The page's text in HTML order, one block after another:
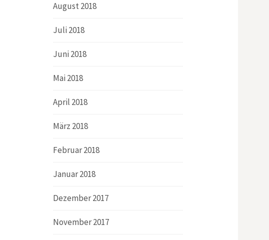
August 2018
Juli 2018
Juni 2018
Mai 2018
April 2018
März 2018
Februar 2018
Januar 2018
Dezember 2017
November 2017